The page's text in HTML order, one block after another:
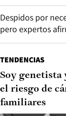
Despidos por
pero expertos
TENDENCIAS
Soy genetista
el riesgo de
familiares